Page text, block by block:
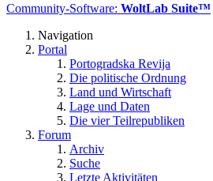
Community-Software: WoltLab Suite™
Navigation
Portal
Portogradska Revija
Die politische Ordnung
Land und Wirtschaft
Lage und Daten
Die vier Teilrepubliken
Forum
Archiv
Suche
Letzte Aktivitäten